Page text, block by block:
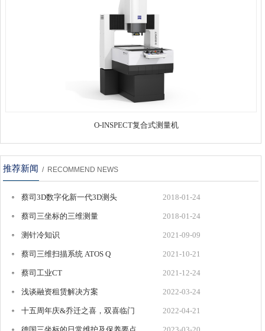
O-INSPECT复合式测量机
推荐新闻 / RECOMMEND NEWS
蔡司3D数字化新一代3D测头
COMET®LƎD
2018-01-24
蔡司三坐标的三维测量 2018-01-24
测针冷知识 2021-09-09
蔡司三维扫描系统 ATOS Q 2021-10-21
蔡司工业CT 2021-12-24
浅谈融资租赁解决方案 2022-03-24
十五周年庆&乔迁之喜，双喜临门 2022-04-21